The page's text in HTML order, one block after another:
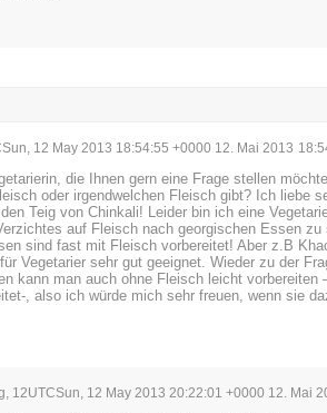
12 May 2013 18:54:55 +0000 12. Mai 2013
die Ihnen gern eine Frage stellen
oder irgendwelchen Fleisch gibt? Ich liebe
Teig von Chinkali! Leider bin ich eine
auf Fleisch nach georgischen Essen zu
sind fast mit Fleisch vorbereitet! Aber z.B
Vegetarier sehr gut geeignet. Wieder zu der
kann man auch ohne Fleisch leicht vorbereiten
, also ich würde mich sehr freuen, wenn sie
12UTCSun, 12 May 2013 20:22:01 +0000 12. Mai